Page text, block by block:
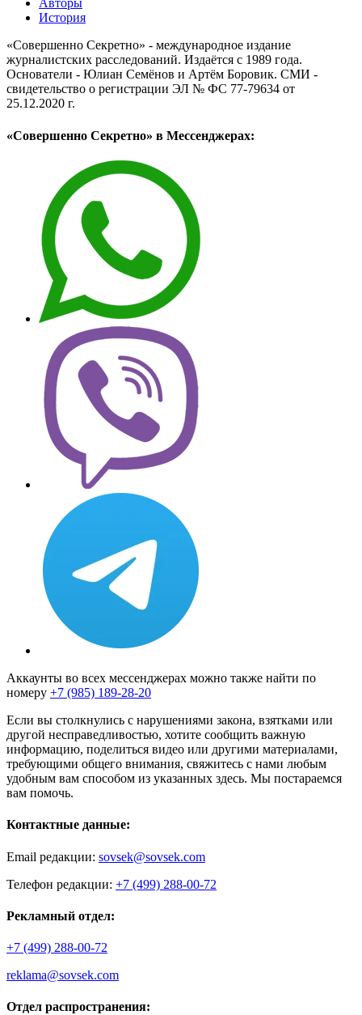
Авторы
История
«Совершенно Секретно» - международное издание
журналистских расследований. Издаётся с 1989 года.
Основатели - Юлиан Семёнов и Артём Боровик. CМИ -
свидетельство о регистрации ЭЛ № ФС 77-79634 от
25.12.2020 г.
«Совершенно Секретно» в Мессенджерах:
Аккаунты во всех мессенджерах можно также найти по
номеру +7 (985) 189-28-20
Если вы столкнулись с нарушениями закона, взятками или
другой несправедливостью, хотите сообщить важную
информацию, поделиться видео или другими материалами,
требующими общего внимания, свяжитесь с нами любым
удобным вам способом из указанных здесь. Мы постараемся
вам помочь.
Контактные данные:
Email редакции: sovsek@sovsek.com
Телефон редакции: +7 (499) 288-00-72
Рекламный отдел:
+7 (499) 288-00-72
reklama@sovsek.com
Отдел распространения: